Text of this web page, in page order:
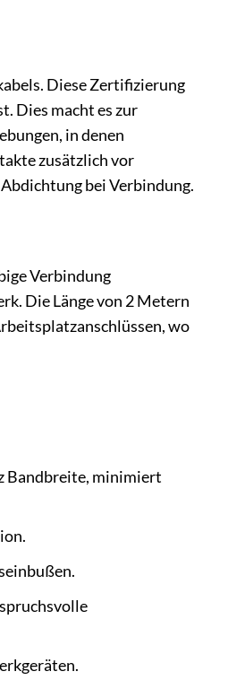
Diese Zertifizierung
Dies macht es zur
in denen
zusätzlich vor
bei Verbindung.
Verbindung
Die Länge von 2 Metern
wo
Bandbreite, minimiert